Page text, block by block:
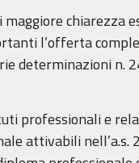
chiarezza
l’offerta
determinazioni n.
professionali e
attivabili